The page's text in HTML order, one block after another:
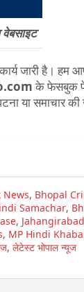
जारी है। हम
के फेसबुक
या समाचार की
News, Bhopal
Samachar,
,
, MP Hindi
, लेटेस्ट भोपाल न्यूज